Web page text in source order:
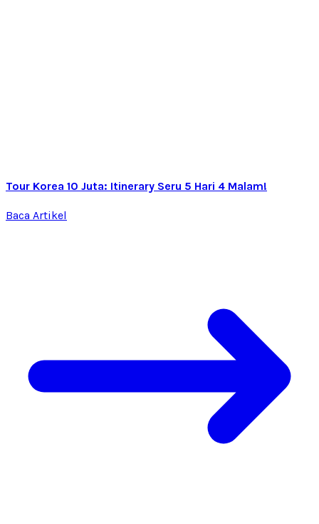
Tour Korea 10 Juta: Itinerary Seru 5 Hari 4 Malam!
Baca Artikel